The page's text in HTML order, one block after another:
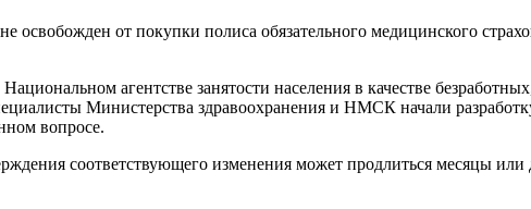
от покупки полиса обязатель­ного медицинского
агентстве занятости насе­ления в качестве
Министерства здра­воохранения и НМСК начали
вопросе.
соответствующего изменения мо­жет продлиться месяцы